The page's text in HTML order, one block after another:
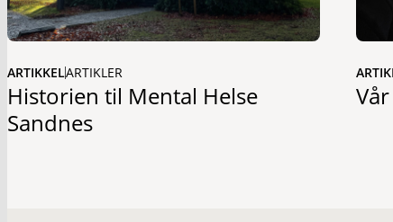
ARTIKKELARTIKLER
Historien til Mental Helse
Sandnes